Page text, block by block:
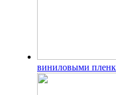
виниловыми